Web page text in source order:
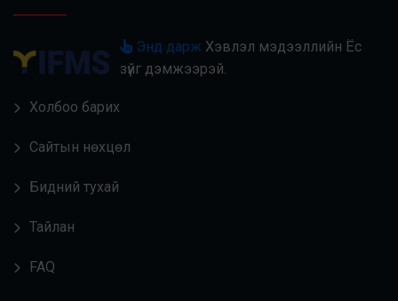
Энд дарж Хэвлэл мэдээллийн Ёс
зүйг дэмжээрэй.
Холбоо барих
Сайтын нөхцөл
Бидний тухай
Тайлан
FAQ